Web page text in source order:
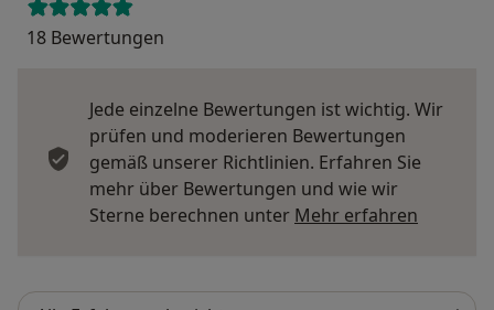
18 Bewertungen
Jede einzelne Bewertungen ist wichtig. Wir
prüfen und moderieren Bewertungen
gemäß unserer Richtlinien. Erfahren Sie
mehr über Bewertungen und wie wir
Sterne berechnen unter Mehr erfahren